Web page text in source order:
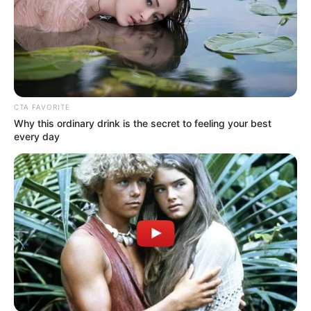
(foto: instagram/netmediatama)
Sinopsis
CTA FAVORITE
Why this ordinary drink is the secret to feeling your best
every day